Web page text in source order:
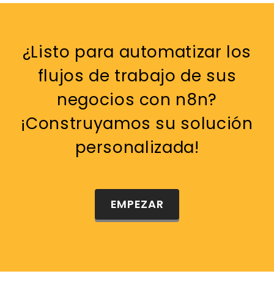
¿Listo para automatizar los
flujos de trabajo de sus
negocios con n8n?
¡Construyamos su solución
personalizada!
EMPEZAR